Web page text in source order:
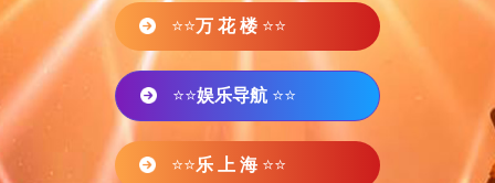
⭐⭐万 花 楼 ⭐⭐
⭐⭐娱乐导航 ⭐⭐
⭐⭐乐 上 海 ⭐⭐